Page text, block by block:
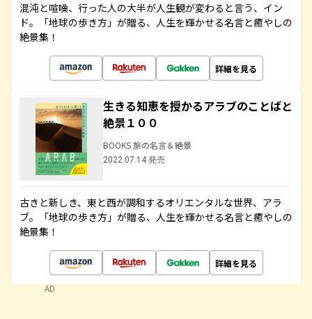
混沌と喧噪、行った人の大半が人生観が変わると言う、イン
ド。「地球の歩き方」が贈る、人生を輝かせる名言と癒やしの
絶景集！
詳細を見る
生きる知恵を授かるアラブのことばと
絶景１００
BOOKS 旅の名言＆絶景
2022.07.14 発売
古きと新しき、東と西が調和するオリエンタルな世界、アラ
ブ。「地球の歩き方」が贈る、人生を輝かせる名言と癒やしの
絶景集！
詳細を見る
AD